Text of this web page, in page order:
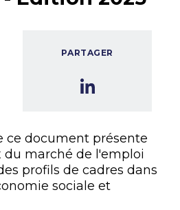
PARTAGER
ce document présente
du marché de l'emploi
profils de cadres dans
sociale et